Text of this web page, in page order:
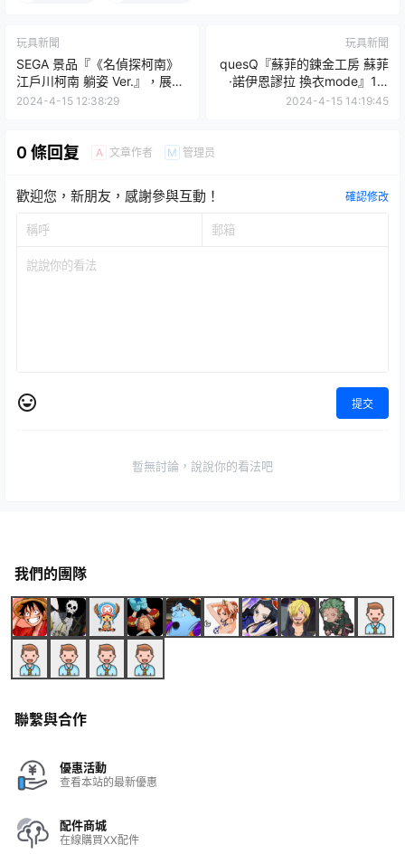
玩具新聞
SEGA 景品『《名偵探柯南》
江戶川柯南 躺姿 Ver.』，展現
柯南單手托腮的休息姿勢！
2024-4-15 12:38:29
玩具新聞
quesQ『蘇菲的鍊金工房 蘇菲
·諾伊恩謬拉 換衣mode』1/7
比例模型
2024-4-15 14:19:45
0 條回复 A 文章作者 M 管理员
歡迎您，新朋友，感謝參與互動！ 確認修改
提交
暫無討論，說說你的看法吧
我們的團隊
聯繫與合作
優惠活動
查看本站的最新優惠
配件商城
在線購買XX配件